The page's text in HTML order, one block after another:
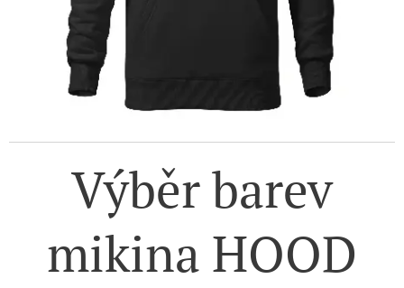
Výběr barev
mikina HOOD